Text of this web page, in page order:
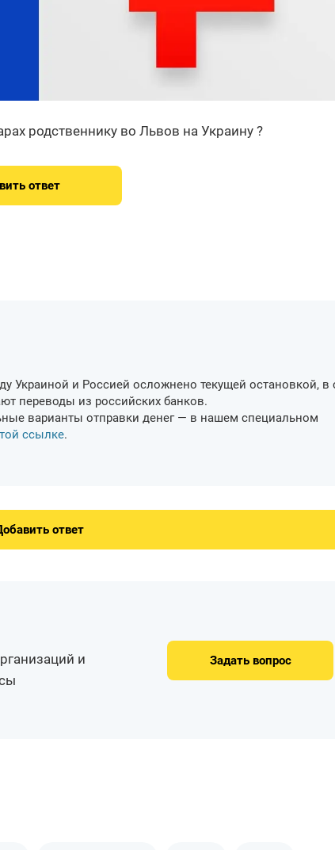
родственнику во Львов на Украину ?
ответ
Украиной и Россией осложнено текущей остановкой, в
переводы из российских банков.
варианты отправки денег — в нашем специальном
ссылке.
ответ
и
Задать вопрос